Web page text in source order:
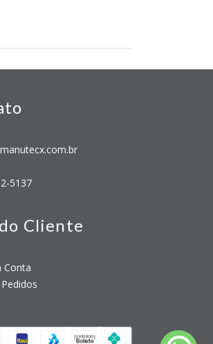
5137
Cliente
Conta